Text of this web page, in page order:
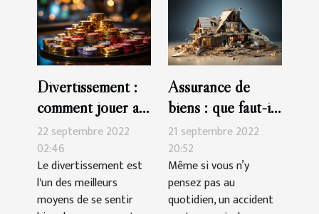
Divertissement :
comment jouer au
casino en ligne
22 septembre 2022
02:46
Le divertissement est
l'un des meilleurs
moyens de se sentir
Assurance de
biens : que faut-il
savoir ?
21 septembre 2022
20:52
Même si vous n’y
pensez pas au
quotidien, un accident